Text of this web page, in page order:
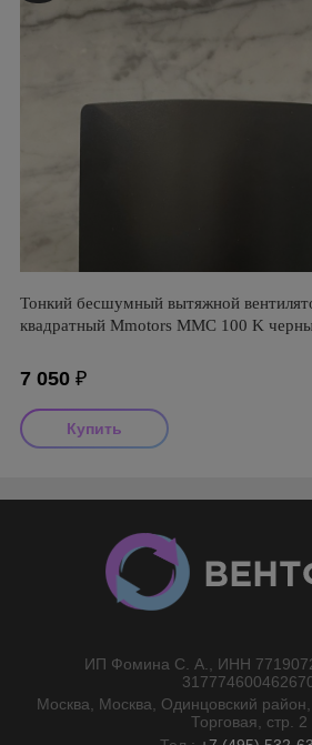
Тонкий бесшумный вытяжной
квадратный Mmotors ММC 100 K
7 050 ₽
ИП Фомина С. А., ИНН
Москва, Москва, Одинцовский
Торговая, стр. 2